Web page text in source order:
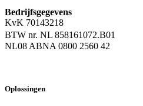
Bedrijfsgegevens
KvK 70143218
BTW nr. NL 858161072.B01
NL08 ABNA 0800 2560 42
Oplossingen